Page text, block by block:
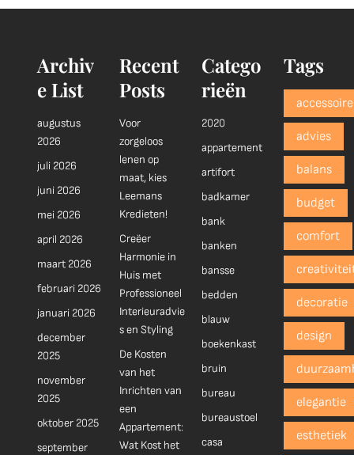
Archiv
e List
augustus
2026
juli 2026
juni 2026
mei 2026
april 2026
maart 2026
februari 2026
januari 2026
december
2025
november
2025
oktober 2025
september
Recent
Posts
Voor
zorgeloos
lenen op
maat, kies
Leemans
Kredieten!
Creëer
Harmonie in
Huis met
Professioneel
Interieuradvie
s en Styling
De Kosten
van het
Inrichten van
een
Appartement:
Wat Kost het
Catego
rieën
2020
appartement
artifort
badkamer
bank
banken
bansse
bedden
blauw
boekenkast
bruin
bureau
bureaustoel
casa
Tags
advies
balans
budget
comfort
decoratie
design
elegantie
esthetiek